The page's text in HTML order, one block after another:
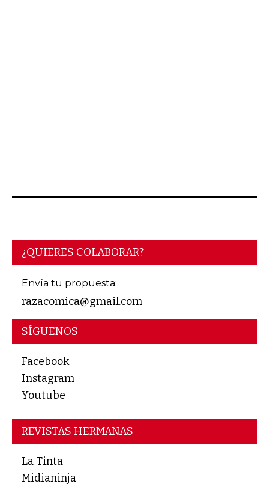
¿QUIERES COLABORAR?
Envía tu propuesta:
razacomica@gmail.com
SÍGUENOS
Facebook
Instagram
Youtube
REVISTAS HERMANAS
La Tinta
Midianinja